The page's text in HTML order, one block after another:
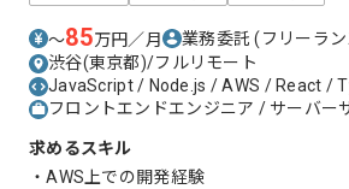
〜85万円／月 業務委託(フリーラン
渋谷(東京都)/フルリモート
JavaScript / Node.js / AWS / React /
フロントエンドエンジニア / サーバー
求めるスキル
・AWS上での開発経験